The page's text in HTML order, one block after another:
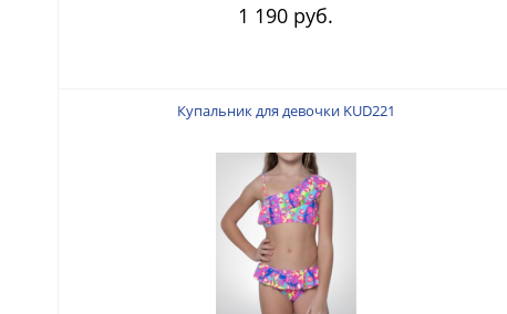
1 190 руб.
Купальник для девочки KUD221